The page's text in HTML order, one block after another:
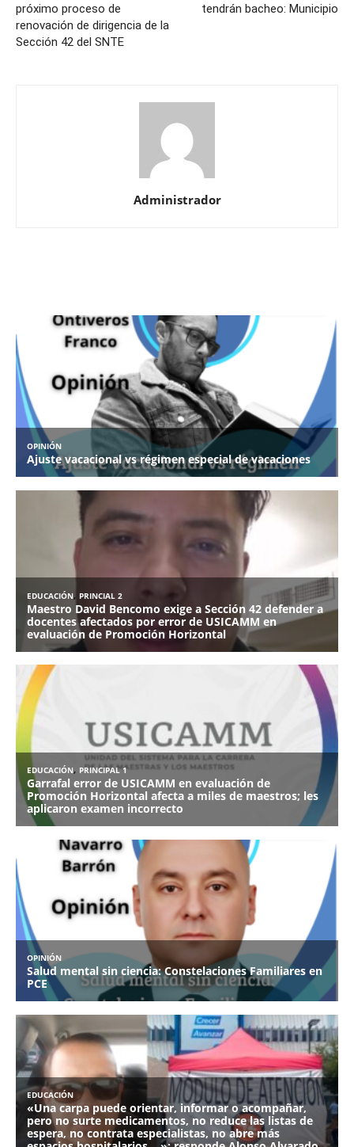
próximo proceso de
renovación de dirigencia de la
Sección 42 del SNTE
tendrán bacheo: Municipio
Administrador